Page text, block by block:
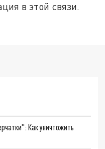
в этой связи.
Как уничтожить